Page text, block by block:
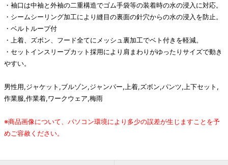
・袖口は中袖と外袖の二重構造でゴム手袋等の装着時の水の浸入に対応。
・シームシーリング加工により縫目の裏面の針穴からの水の浸入を防止。
・ベルトループ付
・上着、ズボン、フード全てにメッシュ裏加工でベト付きを軽減。
・セットインスリープカット採用により肩まわりがゆったりサイズで動き
やすい。
男性用,ジャケット,ブルゾン,ジャンパー,上着,ズボン,パンツ,上下セット,
作業服,作業着,ワークウェア,梅雨
※商品画像について、パソコン環境により多少の誤差が生じますことを予
めご容赦ください。